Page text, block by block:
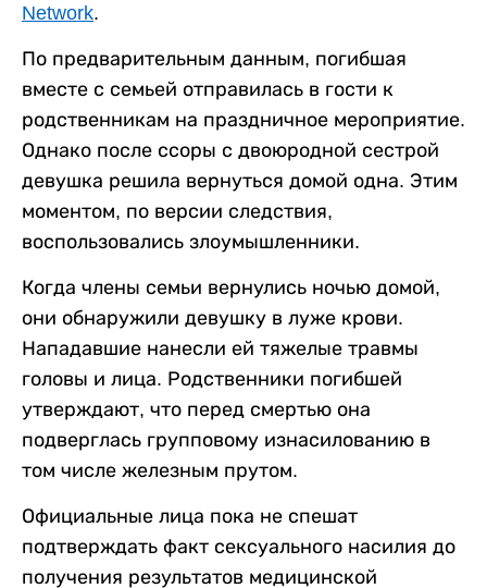
Network.
По предварительным данным, погибшая
вместе с семьей отправилась в гости к
родственникам на праздничное мероприятие.
Однако после ссоры с двоюродной сестрой
девушка решила вернуться домой одна. Этим
моментом, по версии следствия,
воспользовались злоумышленники.
Когда члены семьи вернулись ночью домой,
они обнаружили девушку в луже крови.
Нападавшие нанесли ей тяжелые травмы
головы и лица. Родственники погибшей
утверждают, что перед смертью она
подверглась групповому изнасилованию в
том числе железным прутом.
Официальные лица пока не спешат
подтверждать факт сексуального насилия до
получения результатов медицинской